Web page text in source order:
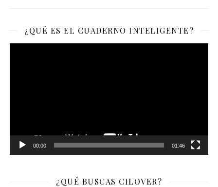
¿QUÉ ES EL CUADERNO INTELIGENTE?
00:00 01:46
¿QUÉ BUSCAS CILOVER?